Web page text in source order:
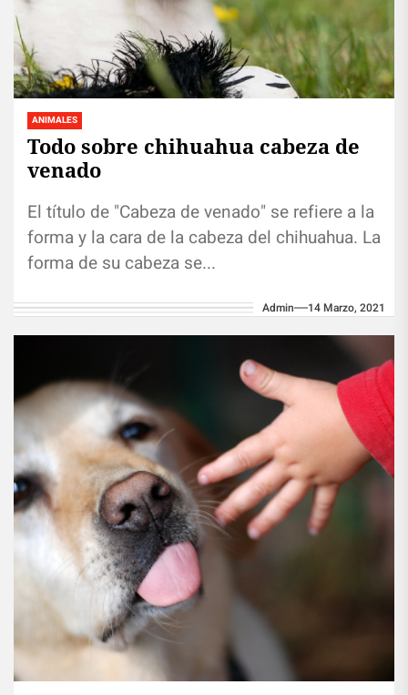
ANIMALES
Todo sobre chihuahua cabeza de
venado
El título de "Cabeza de venado" se refiere a la
forma y la cara de la cabeza del chihuahua. La
forma de su cabeza se...
Admin 14 Marzo, 2021